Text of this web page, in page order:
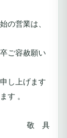
の営業は、
ご容赦願い
し上げます
す 。
敬 具